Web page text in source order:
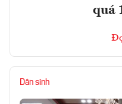
quá
Dân sinh